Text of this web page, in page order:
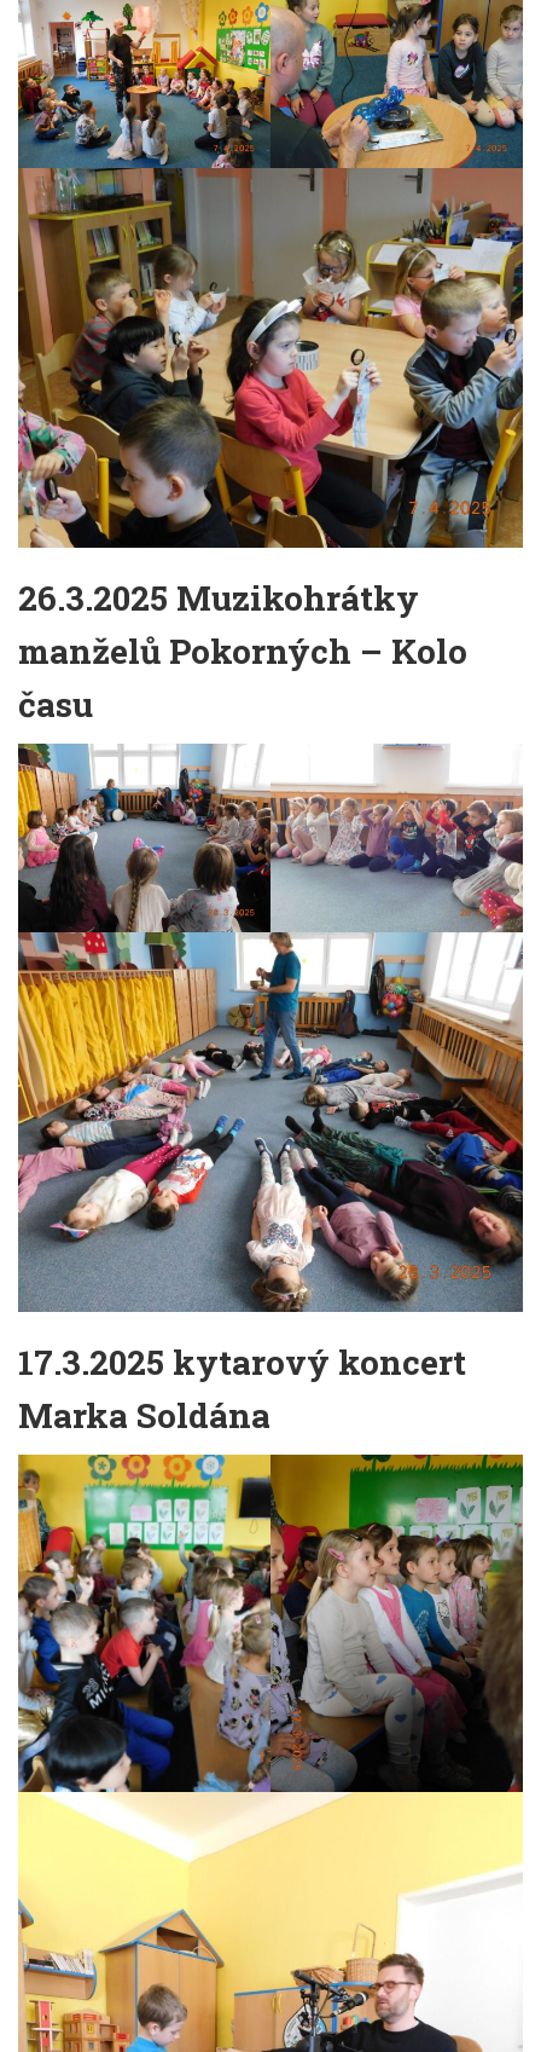
26.3.2025 Muzikohrátky
manželů Pokorných – Kolo
času
17.3.2025 kytarový koncert
Marka Soldána